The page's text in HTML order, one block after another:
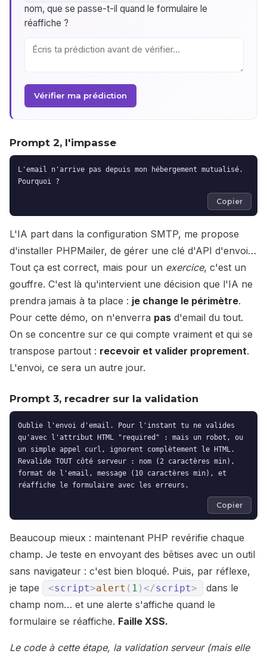
nom, que se passe-t-il quand le formulaire le
réaffiche ?
Vérifier ma prédiction
Prompt 2, l'impasse
L'email n'arrive pas depuis mon hébergement mutualisé.
Pourquoi ?
Copier
L'IA part dans la configuration SMTP, me propose
d'installer PHPMailer, de gérer une clé d'API d'envoi…
Tout ça est correct, mais pour un exercice, c'est un
gouffre. C'est là qu'intervient une décision que l'IA ne
prendra jamais à ta place : je change le périmètre.
Pour cette démo, on n'enverra pas d'email du tout.
On se concentre sur ce qui compte vraiment et qui se
transpose partout : recevoir et valider proprement.
L'envoi, ce sera un autre jour.
Prompt 3, recadrer sur la validation
Oublie l'envoi d'email. Pour l'instant tu ne valides
qu'avec l'attribut HTML "required" : mais un robot, ou
un simple appel curl, ignorent complètement le HTML.
Revalide TOUT côté serveur : nom (2 caractères min),
format de l'email, message (10 caractères min), et
réaffiche le formulaire avec les erreurs.
Copier
Beaucoup mieux : maintenant PHP revérifie chaque
champ. Je teste en envoyant des bêtises avec un outil
sans navigateur : c'est bien bloqué. Puis, par réflexe,
je tape
<script>alert ( 1 ) </script>
dans le
champ nom… et une alerte s'affiche quand le
formulaire se réaffiche. Faille XSS.
Le code à cette étape, la validation serveur (mais elle